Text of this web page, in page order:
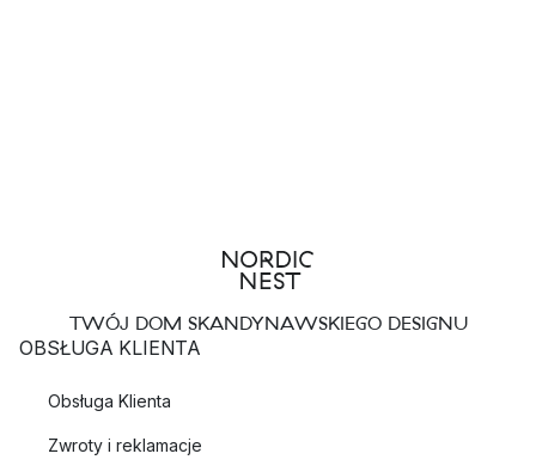
TWÓJ DOM SKANDYNAWSKIEGO DESIGNU
OBSŁUGA KLIENTA
Obsługa Klienta
Zwroty i reklamacje